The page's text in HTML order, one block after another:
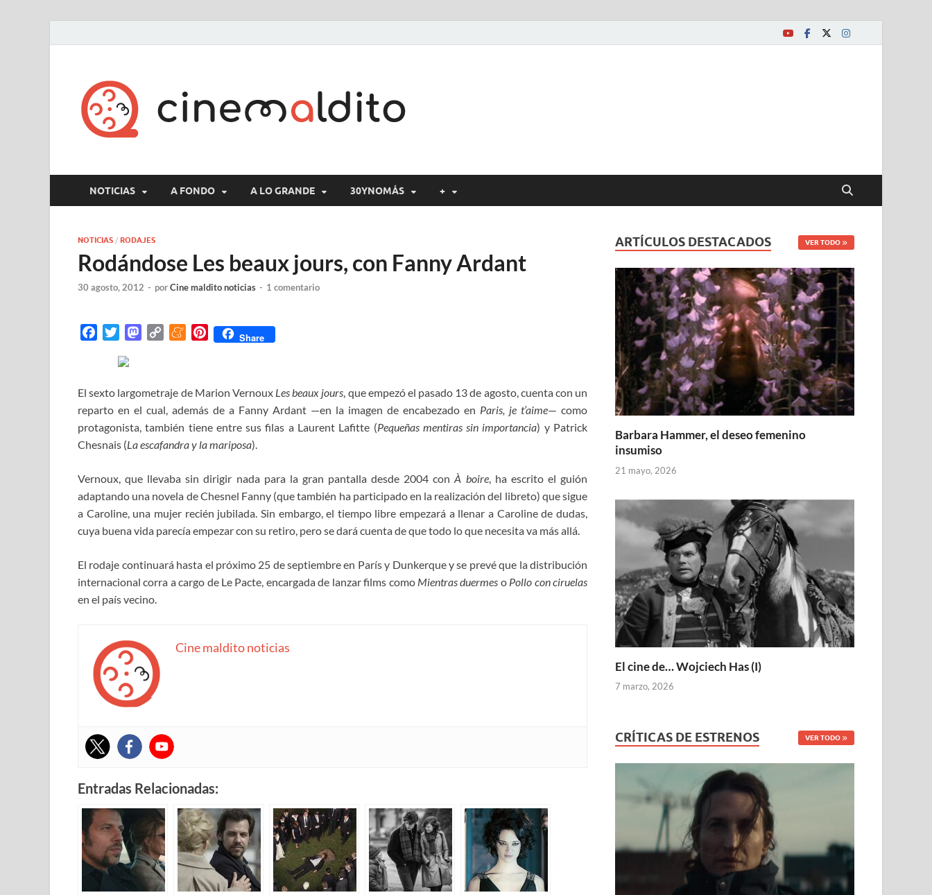
NOTICIAS A FONDO A LO GRANDE 30YNOMÁS +
NOTICIAS / RODAJES
Rodándose Les beaux jours, con Fanny Ardant
30 agosto, 2012 - porCine maldito noticias - 1 comentario
b
o
o
k
i
t
e
r
M
o
d
o
n
L
i
n
k
M
a
m
e
P
e
r
e
s
Share
El sexto largometraje de Marion VernouxLes beaux jours, que empezó el pasado 13 de agosto, cuenta con un
reparto en el cual, además de a Fanny Ardant —en la imagen de encabezado en Paris, je t’aime— como
protagonista, también tiene entre sus filas a Laurent Lafitte (Pequeñas mentiras sin importancia) y Patrick
Chesnais (La escafandra y la mariposa).
Vernoux, que llevaba sin dirigir nada para la gran pantalla desde 2004 con À boire, ha escrito el guión
adaptando una novela de Chesnel Fanny (que también ha participado en la realización del libreto) que sigue
a Caroline, una mujer recién jubilada. Sin embargo, el tiempo libre empezará a llenar a Caroline de dudas,
cuya buena vida parecía empezar con su retiro, pero se dará cuenta de que todo lo que necesita va más allá.
El rodaje continuará hasta el próximo 25 de septiembre en París y Dunkerque y se prevé que la distribución
internacional corra a cargo de Le Pacte, encargada de lanzar films como Mientras duermes o Pollo con ciruelas
en el país vecino.
Cine maldito noticias
Entradas Relacionadas:
ARTÍCULOS DESTACADOS VER TODO
Barbara Hammer, el deseo femenino
insumiso
21 mayo, 2026
El cine de… Wojciech Has (I)
7 marzo, 2026
CRÍTICAS DE ESTRENOS VER TODO